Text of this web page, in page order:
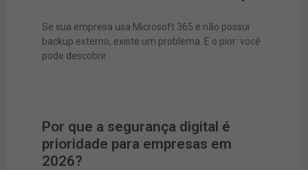
Se sua empresa usa Microsoft 365 e não possui
backup externo, existe um problema. E o pior: você
pode descobrir
Por que a segurança digital é
prioridade para empresas em
2026?